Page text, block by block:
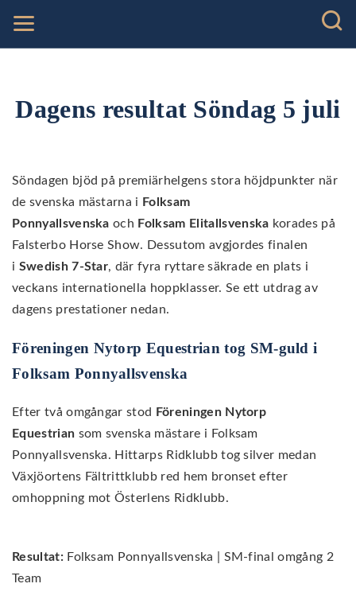
Dagens resultat Söndag 5 juli
Söndagen bjöd på premiärhelgens stora höjdpunkter när
de svenska mästarna i Folksam
Ponnyallsvenska och Folksam Elitallsvenska korades på
Falsterbo Horse Show. Dessutom avgjordes finalen
i Swedish 7-Star, där fyra ryttare säkrade en plats i
veckans internationella hoppklasser. Se ett utdrag av
dagens prestationer nedan.
Föreningen Nytorp Equestrian tog SM-guld i
Folksam Ponnyallsvenska
Efter två omgångar stod
Föreningen Nytorp
Equestrian som svenska mästare i Folksam
Ponnyallsvenska. Hittarps Ridklubb tog silver medan
Växjöortens Fältrittklubb red hem bronset efter
omhoppning mot Österlens Ridklubb.
Resultat: Folksam Ponnyallsvenska | SM-final omgång 2
Team